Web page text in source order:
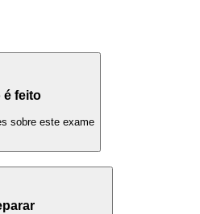
é feito
sobre este exame